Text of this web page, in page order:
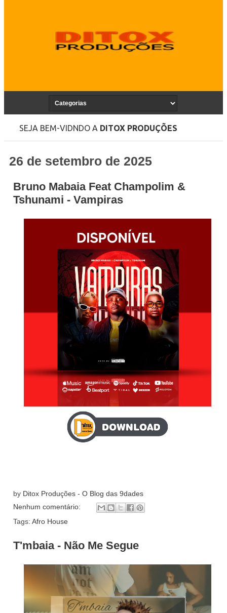
SEJA BEM-VIDNDO A DITOX PRODUÇÕES
26 de setembro de 2025
Bruno Mabaia Feat Champolim &
Tshunami - Vampiras
by Ditox Produções - O Blog das 9dades
Nenhum comentário:
Tags: Afro House
T'mbaia - Não Me Segue